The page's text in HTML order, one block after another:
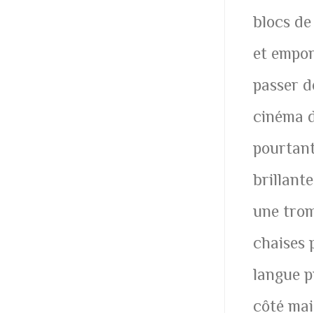
blocs
et
passer
cinéma
une
chaises
langue
côté